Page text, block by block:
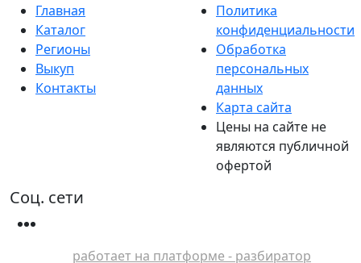
Главная
Каталог
Регионы
Выкуп
Контакты
Политика
конфиденциальности
Обработка
персональных
данных
Карта сайта
Цены на сайте не
являются публичной
офертой
Соц. сети
работает на платформе - разбиратор